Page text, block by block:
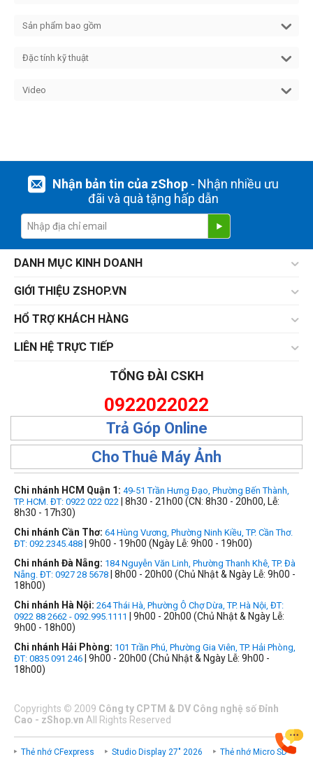
Sản phẩm bao gồm
Đặc tính kỹ thuật
Video
Nhận bản tin của zShop- Nhận nhiều ưu
đãi và quà tặng hấp dẫn
DANH MỤC KINH DOANH
GIỚI THIỆU ZSHOP.VN
HỔ TRỢ KHÁCH HÀNG
LIÊN HỆ TRỰC TIẾP
TỔNG ĐÀI CSKH
0922022022
Trả Góp Online
Cho Thuê Máy Ảnh
Chi nhánh HCM Quận 1: 49-51 Trần Hưng Đạo, Phường Bến Thành,
TP. HCM. ĐT: 0922 022 022 | 8h30 - 21h00 (CN: 8h30 - 20h00, Lễ:
8h30 - 17h30)
Chi nhánh Cần Thơ: 64 Hùng Vương, Phường Ninh Kiều, TP. Cần Thơ.
ĐT: 092.2345.488 | 9h00 - 19h00 (Ngày Lễ: 9h00 - 19h00)
Chi nhánh Đà Nẵng: 184 Nguyễn Văn Linh, Phường Thanh Khê, TP. Đà
Nẵng. ĐT: 0927 28 5678 | 8h00 - 20h00 (Chủ Nhật & Ngày Lễ: 9h00 -
18h00)
Chi nhánh Hà Nội: 264 Thái Hà, Phường Ô Chợ Dừa, TP. Hà Nội, ĐT:
0922 88 2662 - 092.995.1111
| 9h00 - 20h00 (Chủ Nhật & Ngày Lễ:
9h00 - 18h00)
Chi nhánh Hải Phòng: 101 Trần Phú, Phường Gia Viên, TP. Hải Phòng,
ĐT: 0835 091 246 | 9h00 - 20h00 (Chủ Nhật & Ngày Lễ: 9h00 -
18h00)
Copyrights © 2009 Công ty CPTM & DV Công nghệ số Đỉnh
Cao - zShop.vn All Rights Reserved
Thẻ nhớ CFexpress Studio Display 27" 2026 Thẻ nhớ Micro SD